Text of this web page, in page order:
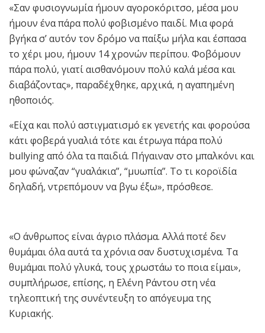
«Σαν φυσιογνωμία ήμουν αγοροκόριτσο, μέσα μου
ήμουν ένα πάρα πολύ φοβισμένο παιδί. Μια φορά
βγήκα σ’ αυτόν τον δρόμο να παίξω μήλα και έσπασα
το χέρι μου, ήμουν 14 χρονών περίπου. Φοβόμουν
πάρα πολύ, γιατί αισθανόμουν πολύ καλά μέσα και
διαβάζοντας», παραδέχθηκε, αρχικά, η αγαπημένη
ηθοποιός.
«Είχα και πολύ αστιγματισμό εκ γενετής και φορούσα
κάτι φοβερά γυαλιά τότε και έτρωγα πάρα πολύ
bullying από όλα τα παιδιά. Πήγαιναν στο μπαλκόνι και
μου φώναζαν “γυαλάκια”, “μυωπία”. Το τι κοροϊδία
δηλαδή, ντρεπόμουν να βγω έξω», πρόσθεσε.
«Ο άνθρωπος είναι άγριο πλάσμα. Αλλά ποτέ δεν
θυμάμαι όλα αυτά τα χρόνια σαν δυστυχισμένα. Τα
θυμάμαι πολύ γλυκά, τους χρωστάω το ποια είμαι»,
συμπλήρωσε, επίσης, η Ελένη Ράντου στη νέα
τηλεοπτική της συνέντευξη το απόγευμα της
Κυριακής.